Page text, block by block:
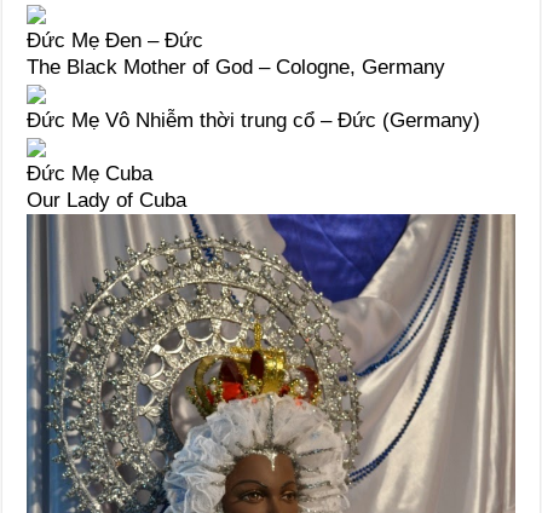
Đức Mẹ Đen – Đức
The Black Mother of God – Cologne, Germany
Đức Mẹ Vô Nhiễm thời trung cổ – Đức (Germany)
Đức Mẹ Cuba
Our Lady of Cuba